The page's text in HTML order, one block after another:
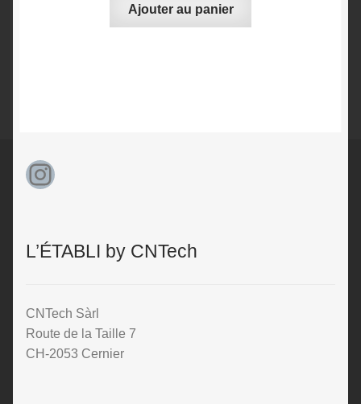
Ajouter au panier
Instagram
L’ÉTABLI by CNTech
CNTech Sàrl
Route de la Taille 7
CH-2053 Cernier